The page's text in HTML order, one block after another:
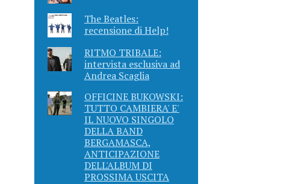
The Beatles:
recensione di Help!
RITMO TRIBALE:
intervista esclusiva ad
Andrea Scaglia
OFFICINE BUKOWSKI:
TUTTO CAMBIERA' E'
IL NUOVO SINGOLO
DELLA BAND
BERGAMASCA,
ANTICIPAZIONE
DELL'ALBUM DI
PROSSIMA USCITA